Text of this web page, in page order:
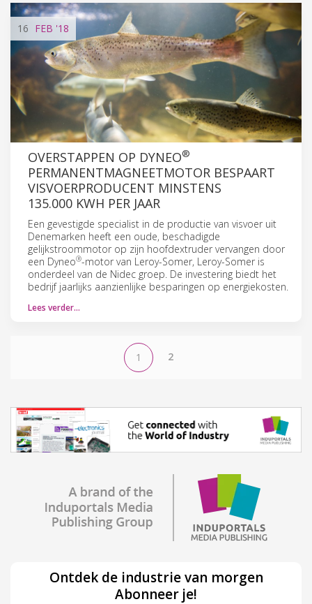
16 FEB '18
OVERSTAPPEN OP DYNEO®
PERMANENTMAGNEETMOTOR BESPAART
VISVOERPRODUCENT MINSTENS
135.000 KWH PER JAAR
Een gevestigde specialist in de productie van visvoer uit
Denemarken heeft een oude, beschadigde
gelijkstroommotor op zijn hoofdextruder vervangen door
een Dyneo®-motor van Leroy-Somer, Leroy-Somer is
onderdeel van de Nidec groep. De investering biedt het
bedrijf jaarlijks aanzienlijke besparingen op energiekosten.
Lees verder…
1 2
Ontdek de industrie van morgen
Abonneer je!